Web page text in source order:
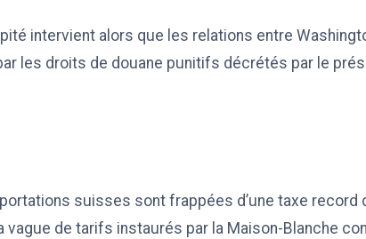
intervient alors que les relations entre
les droits de douane punitifs décrétés par le
suisses sont frappées d’une taxe record
vague de tarifs instaurés par la Maison-Blanche